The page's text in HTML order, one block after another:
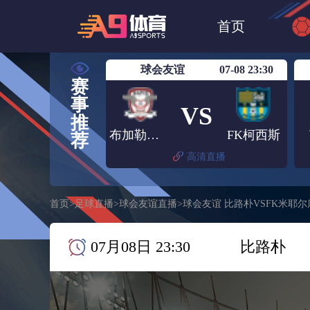
首页
NBA
赛
事
推
荐
球会友谊 07-08 23:30
布加勒斯特快速
VS
FK柯西斯
高清直播
首页 >足球直播>球会友谊直播>球会友谊 比路朴VSFK米耶尔
07月08日 23:30 比路朴